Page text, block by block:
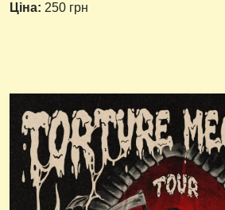
Ціна: 250 грн